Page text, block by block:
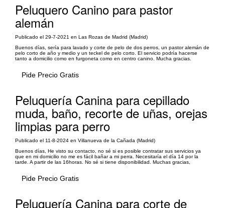
Peluquero Canino para pastor
alemán
Publicado el 29-7-2021 en Las Rozas de Madrid (Madrid)
Buenos días, sería para lavado y corte de pelo de dos perros, un pastor alemán de
pelo corto de año y medio y un teckel de pelo corto. El servicio podría hacerse
tanto a domicilio como en furgoneta como en centro canino. Mucha gracias.
Pide Precio Gratis
Peluquería Canina para cepillado
muda, baño, recorte de uñas, orejas
limpias para perro
Publicado el 11-8-2024 en Villanueva de la Cañada (Madrid)
Buenos días, He visto su contacto, no sé si es posible contratar sus servicios ya
que en mi domicilio no me es fácil bañar a mi perra. Necesitaría el día 14 por la
tarde. A partir de las 16horas. No sé si tiene disponibilidad. Muchas gracias,
Pide Precio Gratis
Peluquería Canina para corte de